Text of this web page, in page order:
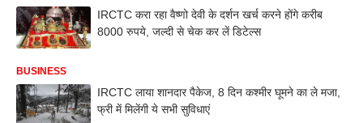
IRCTC करा रहा वैष्णो देवी के दर्शन खर्च करने होंगे करीब
8000 रुपये, जल्दी से चेक कर लें डिटेल्स
BUSINESS
IRCTC लाया शानदार पैकेज, 8 दिन कश्मीर घूमने का ले मजा,
फ्री में मिलेंगी ये सभी सुविधाएं